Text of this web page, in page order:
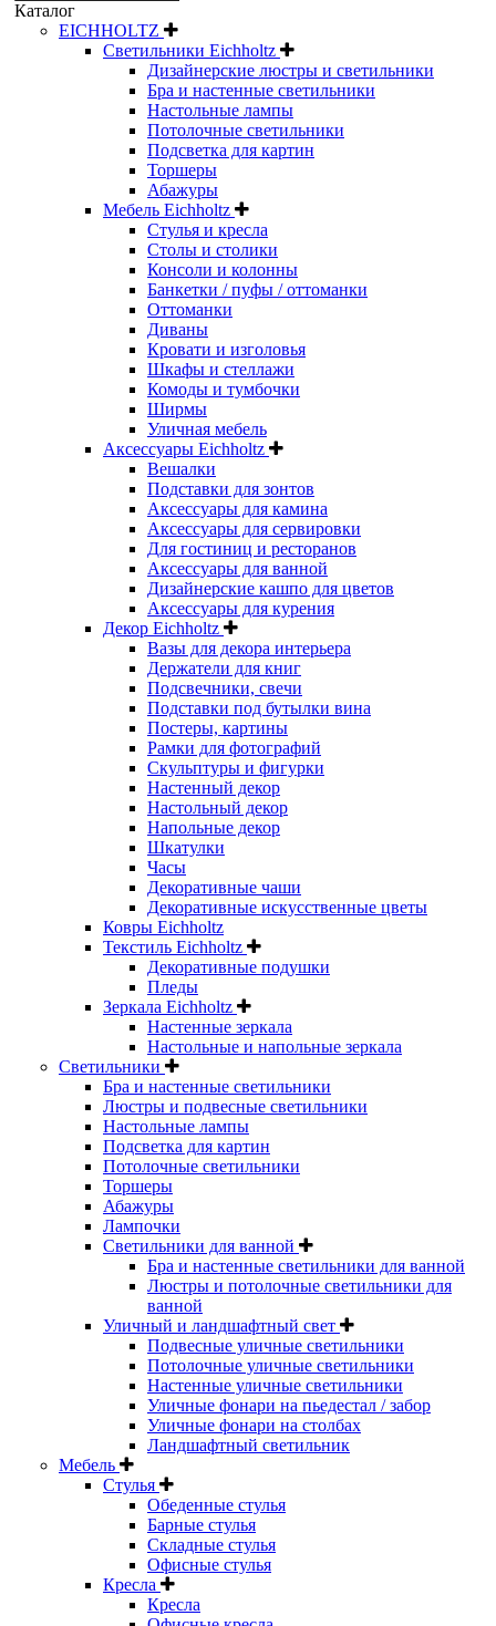
Каталог
EICHHOLTZ
Светильники Eichholtz
Дизайнерские люстры и светильники
Бра и настенные светильники
Настольные лампы
Потолочные светильники
Подсветка для картин
Торшеры
Абажуры
Мебель Eichholtz
Стулья и кресла
Столы и столики
Консоли и колонны
Банкетки / пуфы / оттоманки
Оттоманки
Диваны
Кровати и изголовья
Шкафы и стеллажи
Комоды и тумбочки
Ширмы
Уличная мебель
Аксессуары Eichholtz
Вешалки
Подставки для зонтов
Аксессуары для камина
Аксессуары для сервировки
Для гостиниц и ресторанов
Аксессуары для ванной
Дизайнерские кашпо для цветов
Аксессуары для курения
Декор Eichholtz
Вазы для декора интерьера
Держатели для книг
Подсвечники, свечи
Подставки под бутылки вина
Постеры, картины
Рамки для фотографий
Скульптуры и фигурки
Настенный декор
Настольный декор
Напольные декор
Шкатулки
Часы
Декоративные чаши
Декоративные искусственные цветы
Ковры Eichholtz
Текстиль Eichholtz
Декоративные подушки
Пледы
Зеркала Eichholtz
Настенные зеркала
Настольные и напольные зеркала
Светильники
Бра и настенные светильники
Люстры и подвесные светильники
Настольные лампы
Подсветка для картин
Потолочные светильники
Торшеры
Абажуры
Лампочки
Светильники для ванной
Бра и настенные светильники для ванной
Люстры и потолочные светильники для
ванной
Уличный и ландшафтный свет
Подвесные уличные светильники
Потолочные уличные светильники
Настенные уличные светильники
Уличные фонари на пьедестал / забор
Уличные фонари на столбах
Ландшафтный светильник
Мебель
Стулья
Обеденные стулья
Барные стулья
Складные стулья
Офисные стулья
Кресла
Кресла